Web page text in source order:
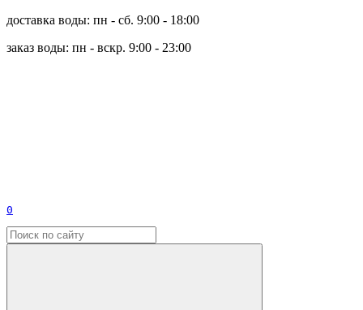
доставка воды: пн - сб. 9:00 - 18:00
заказ воды: пн - вскр. 9:00 - 23:00
0